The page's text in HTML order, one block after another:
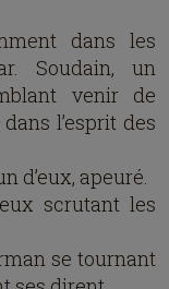
dans les
Soudain, un
venir de
l’esprit des
d’eux, apeuré.
scrutant les
se tournant